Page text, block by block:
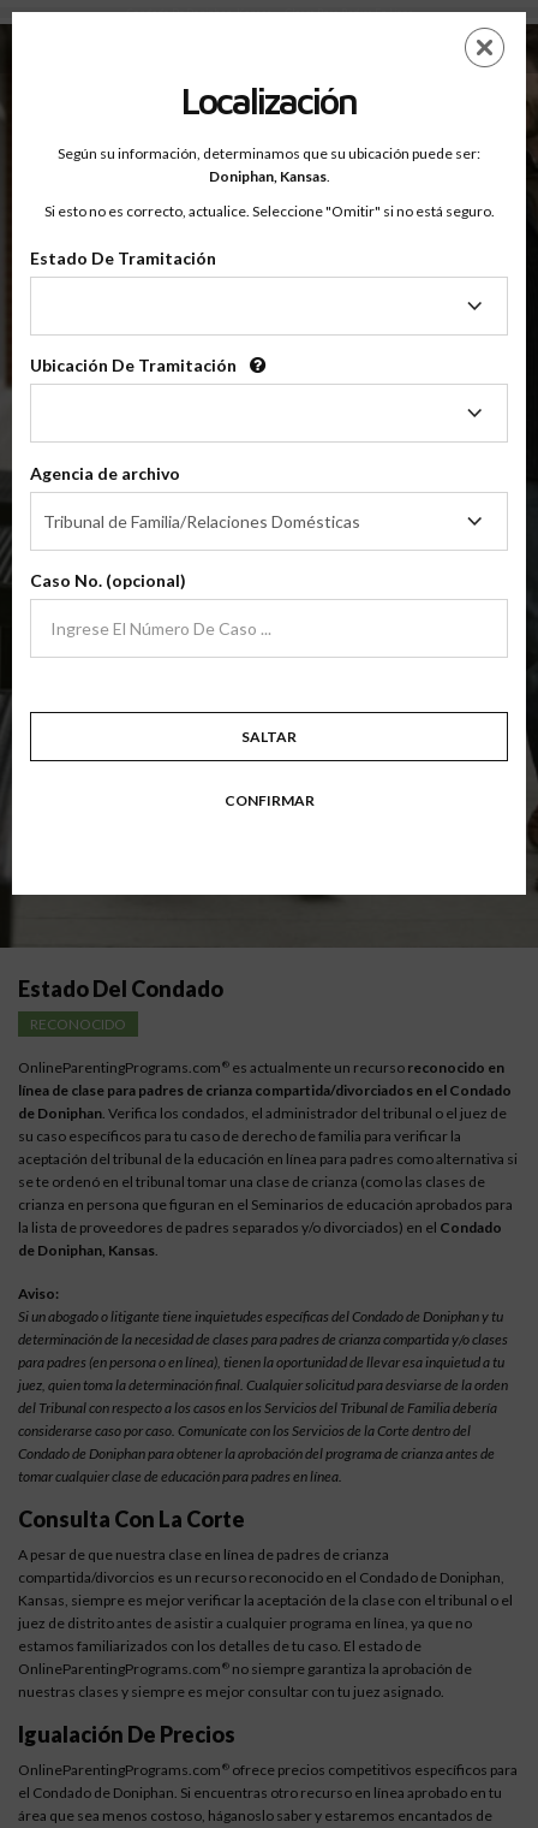
Condado De Doniphan, Kansas — Clases Para Padres En Línea
principal
EN
OnlineParentingPrograms.com
Condado De Doniphan (KS)
OnlineParentingPrograms.com
reconocida por el tribunal
$49.99 AÑADIR
Clase De Crianza Compartida/Divorcio
(Clase Básica De Crianza Compartida)
Clase de padres de crianza compartida básica centrada en familias en
en un esfuerzo por trabajar juntos con sus padres por el bien de los niños.
Disponible enInglés
Resumen Detallado De La Clase
Estado Del Condado
RECONOCIDO
OnlineParentingPrograms.com ® es actualmente un recurso reconocido en
línea de clase para padres de crianza compartida/divorciados en el Condado
de Doniphan. Verifica los condados, el administrador del tribunal o el juez de
su caso específicos para tu caso de derecho de familia para verificar la
aceptación del tribunal de la educación en línea para padres como alternativa si
se te ordenó en el tribunal tomar una clase de crianza (como las clases de
crianza en persona que figuran en el Seminarios de educación aprobados para
la lista de proveedores de padres separados y/o divorciados) en el Condado
de Doniphan, Kansas.
Aviso:
Si un abogado o litigante tiene inquietudes específicas del Condado de Doniphan y tu
determinación de la necesidad de clases para padres de crianza compartida y/o clases
para padres (en persona o en línea), tienen la oportunidad de llevar esa inquietud a tu
juez, quien toma la determinación final. Cualquier solicitud para desviarse de la orden
del Tribunal con respecto a los casos en los Servicios del Tribunal de Familia debería
considerarse caso por caso. Comunícate con los Servicios de la Corte dentro del
Condado de Doniphan para obtener la aprobación del programa de crianza antes de
tomar cualquier clase de educación para padres en línea.
Consulta Con La Corte
A pesar de que nuestra clase en línea de padres de crianza
compartida/divorcios es un recurso reconocido en el Condado de Doniphan,
Kansas, siempre es mejor verificar la aceptación de la clase con el tribunal o el
juez de distrito antes de asistir a cualquier programa en línea, ya que no
estamos familiarizados con los detalles de tu caso. El estado de
OnlineParentingPrograms.com ® no siempre garantiza la aprobación de
nuestras clases y siempre es mejor consultar con tu juez asignado.
Igualación De Precios
OnlineParentingPrograms.com ® ofrece precios competitivos específicos para
el Condado de Doniphan. Si encuentras otro recurso en línea aprobado en tu
área que sea menos costoso, háganoslo saber y estaremos encantados de
Localización
Según su información, determinamos que su ubicación puede ser:
Doniphan, Kansas.
Si esto no es correcto, actualice. Seleccione "Omitir" si no está seguro.
Estado De Tramitación
Tramitación
Ubicación De Tramitación
Tramitación
Agencia de archivo
Tribunal de Familia/Relaciones Domésticas
de
archivo
Caso No. (opcional)
SALTAR
CONFIRMAR